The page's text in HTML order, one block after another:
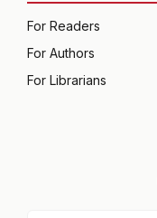
For Readers
For Authors
For Librarians